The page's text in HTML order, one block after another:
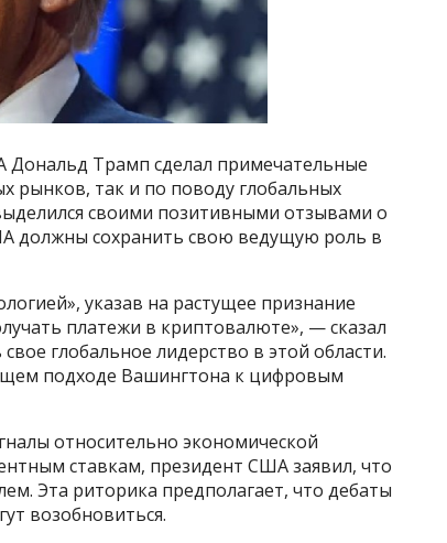
Дональд Трамп сделал примечательные
рынков, так и по поводу глобальных
своими позитивными отзывами о
должны сохранить свою ведущую роль в
указав на растущее признание
платежи в криптовалюте», — сказал
глобальное лидерство в этой области.
подходе Вашингтона к цифровым
относительно экономической
ставкам, президент США заявил, что
Эта риторика предполагает, что дебаты
возобновиться.